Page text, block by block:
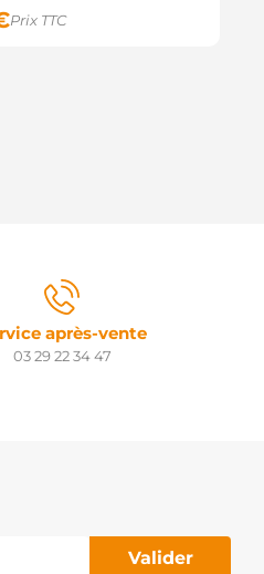
Prix TTC
après-vente
03 29 22 34 47
Valider